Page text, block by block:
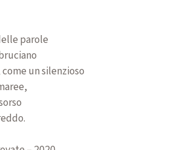
parole
un silenzioso